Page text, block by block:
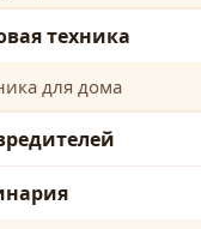
техника
для дома